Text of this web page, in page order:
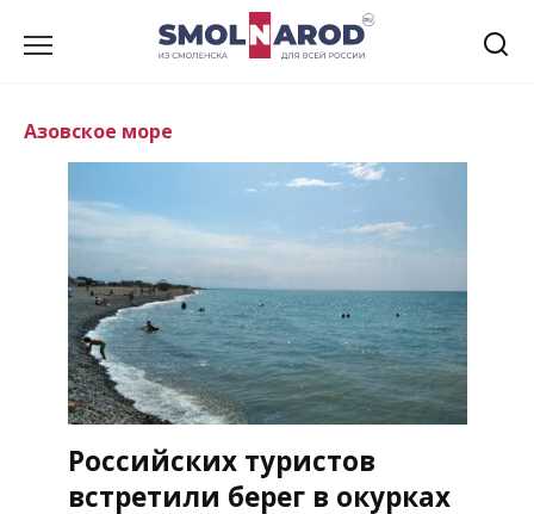
Азовское море
Российских туристов
встретили берег в окурках